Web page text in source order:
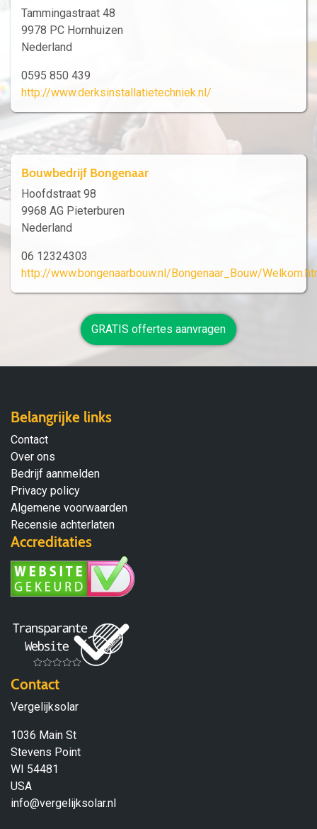
Tammingastraat 48
9978 PC Hornhuizen
Nederland
0595 850 439
http://www.derksinstallatietechniek.nl/
Bouwbedrijf Bongenaar
Hoofdstraat 98
9968 AG Pieterburen
Nederland
06 12324303
http://www.bongenaarbouw.nl/Bongenaar_Bouw/
GRATIS offertes aanvragen
Belangrijke links
Contact
Over ons
Bedrijf aanmelden
Privacy policy
Algemene voorwaarden
Recensie achterlaten
Accreditaties
Contact
Vergelijksolar
1036 Main St
Stevens Point
WI 54481
USA
info@vergelijksolar.nl